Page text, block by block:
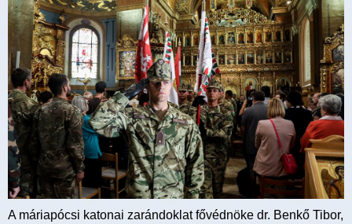
A máriapócsi katonai zarándoklat fővédnöke dr. Benkő Tibor,